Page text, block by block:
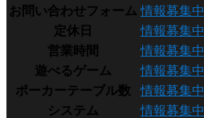
お問い合わせフォーム 情報募集中
定休日
情報募集中
営業時間
情報募集中
遊べるゲーム
情報募集中
ポーカーテーブル数
情報募集中
システム
情報募集中